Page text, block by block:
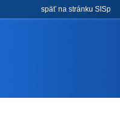
späť na stránku SISp